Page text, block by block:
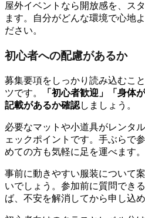
屋外イベントなら開放感を、ス
ます。自分がどんな環境で心地
ださい。
初心者への配慮があるか
募集要項をしっかり読み込むこ
ツです。
「初心者歓迎」「身体
記載があるか確認しましょう。
必要なマットや小道具がレンタ
ェックポイントです。手ぶらで
めての方も気軽に足を運べます。
事前に動きやすい服装について
いでしょう。参加前に質問でき
ば、不安を解消してから申し込め